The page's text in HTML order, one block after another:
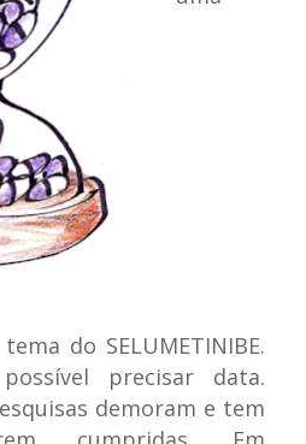
do SELUMETINIBE.
precisar data.
demoram e tem